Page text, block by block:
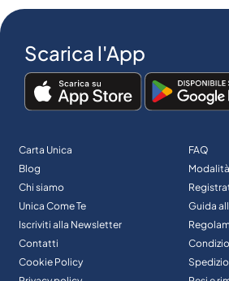
Scarica l'App
Carta Unica
Blog
Chi siamo
Unica Come Te
Iscriviti alla Newsletter
Contatti
Cookie Policy
FAQ
Guida